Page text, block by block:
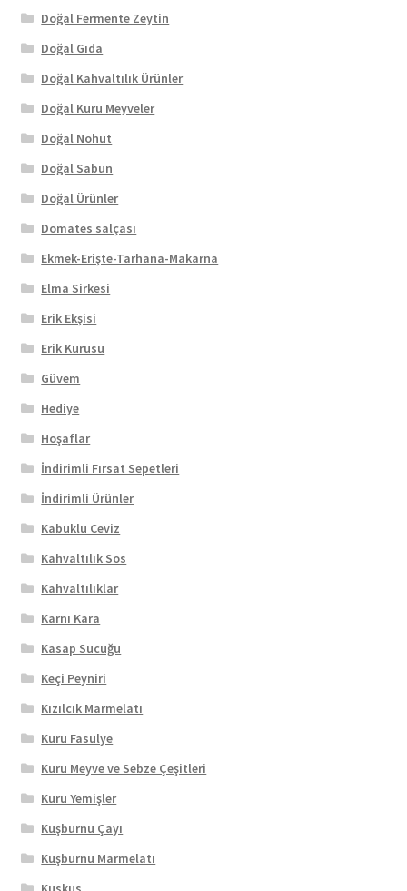
Doğal Fermente Zeytin
Doğal Gıda
Doğal Kahvaltılık Ürünler
Doğal Kuru Meyveler
Doğal Nohut
Doğal Sabun
Doğal Ürünler
Domates salçası
Ekmek-Erişte-Tarhana-Makarna
Elma Sirkesi
Erik Ekşisi
Erik Kurusu
Güvem
Hediye
Hoşaflar
İndirimli Fırsat Sepetleri
İndirimli Ürünler
Kabuklu Ceviz
Kahvaltılık Sos
Kahvaltılıklar
Karnı Kara
Kasap Sucuğu
Keçi Peyniri
Kızılcık Marmelatı
Kuru Fasulye
Kuru Meyve ve Sebze Çeşitleri
Kuru Yemişler
Kuşburnu Çayı
Kuşburnu Marmelatı